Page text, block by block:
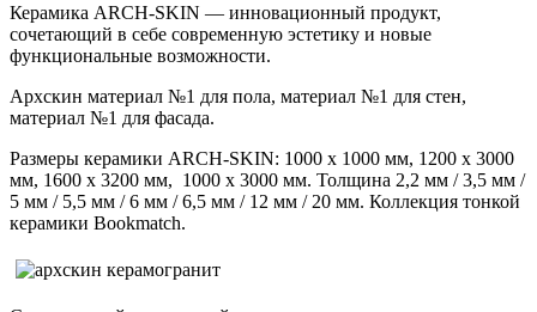
Керамика ARCH-SKIN — инновационный продукт,
сочетающий в себе современную эстетику и новые
функциональные возможности.
Архскин материал №1 для пола, материал №1 для стен,
материал №1 для фасада.
Размеры керамики ARCH-SKIN: 1000 х 1000 мм, 1200 х 3000
мм, 1600 х 3200 мм, 1000 х 3000 мм. Толщина 2,2 мм / 3,5 мм /
5 мм / 5,5 мм / 6 мм / 6,5 мм / 12 мм / 20 мм. Коллекция тонкой
керамики Bookmatch.